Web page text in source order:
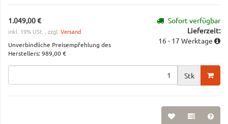
1.049,00 €
inkl. 19% USt. , zzgl. Versand
Unverbindliche Preisempfehlung des
Herstellers:989,00 €
Sofort verfügbar
Lieferzeit:
16 - 17 Werktage
Stk